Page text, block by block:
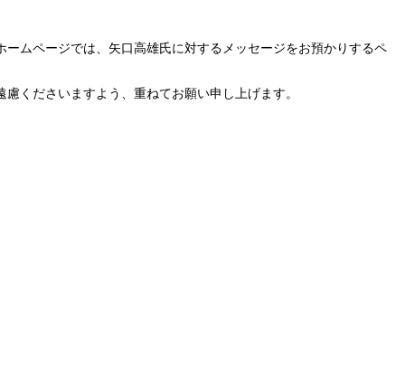
ムページでは、矢口高雄氏に対するメッセージをお預かりするペ
くださいますよう、重ねてお願い申し上げます。